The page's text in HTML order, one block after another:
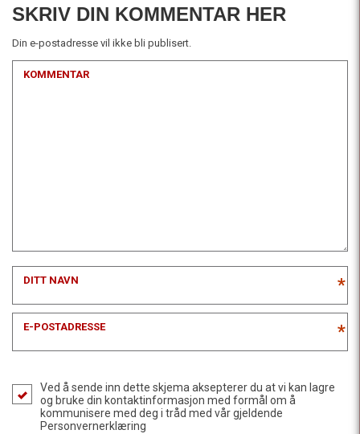
SKRIV DIN KOMMENTAR HER
Din e-postadresse vil ikke bli publisert.
KOMMENTAR
DITT NAVN *
E-POSTADRESSE *
Ved å sende inn dette skjema aksepterer du at vi kan lagre
og bruke din kontaktinformasjon med formål om å
kommunisere med deg i tråd med vår gjeldende
Personvernerklæring